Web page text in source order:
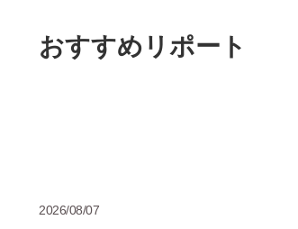
おすすめリポート
2026/08/07